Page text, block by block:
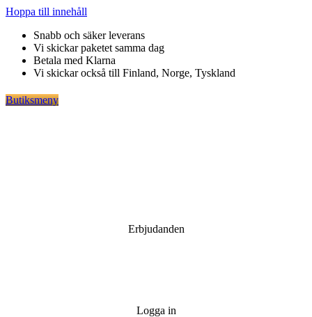
Hoppa till innehåll
Snabb och säker leverans
Vi skickar paketet samma dag
Betala med Klarna
Vi skickar också till Finland, Norge, Tyskland
Butiksmeny
Erbjudanden
Logga in